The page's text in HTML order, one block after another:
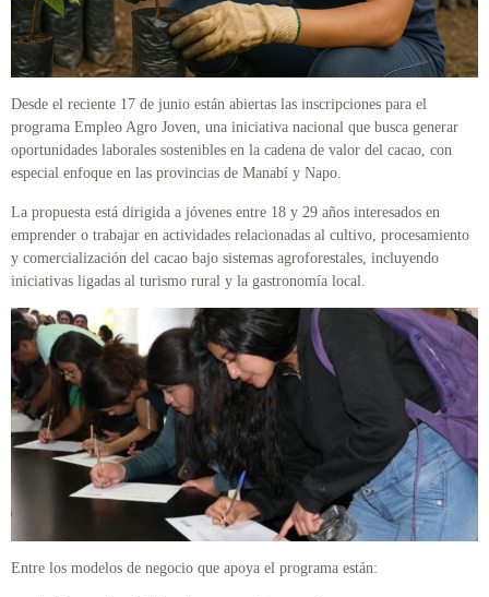
Desde el reciente 17 de junio están abiertas las inscripciones para el
programa Empleo Agro Joven, una iniciativa nacional que busca generar
oportunidades laborales sostenibles en la cadena de valor del cacao, con
especial enfoque en las provincias de Manabí y Napo.
La propuesta está dirigida a jóvenes entre 18 y 29 años interesados en
emprender o trabajar en actividades relacionadas al cultivo, procesamiento
y comercialización del cacao bajo sistemas agroforestales, incluyendo
iniciativas ligadas al turismo rural y la gastronomía local.
Entre los modelos de negocio que apoya el programa están: